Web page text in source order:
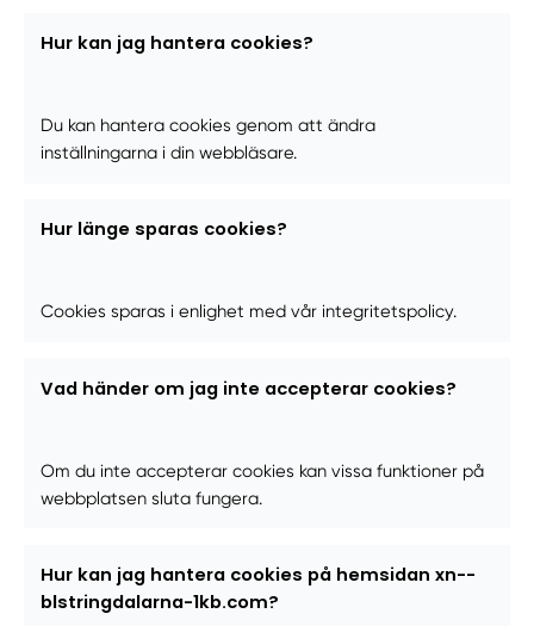
Hur kan jag hantera cookies?
Du kan hantera cookies genom att ändra
inställningarna i din webbläsare.
Hur länge sparas cookies?
Cookies sparas i enlighet med vår integritetspolicy.
Vad händer om jag inte accepterar cookies?
Om du inte accepterar cookies kan vissa funktioner på
webbplatsen sluta fungera.
Hur kan jag hantera cookies på hemsidan xn--
blstringdalarna-1kb.com?